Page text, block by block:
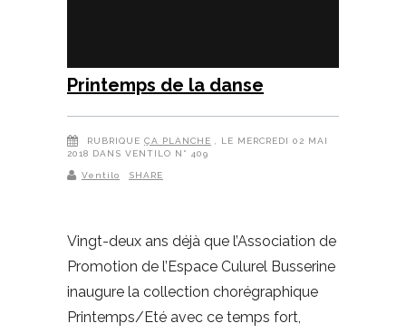
Printemps de la danse
RUBRIQUE ÇA PLANCHE
, LE MERCREDI 02 MAI
2018 DANS VENTILO N° 409
Ventilo SHARE
Vingt-deux ans déjà que l’Association de
Promotion de l’Espace Culurel Busserine
inaugure la collection chorégraphique
Printemps/Eté avec ce temps fort,